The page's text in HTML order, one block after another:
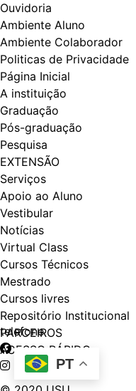
PT
Ouvidoria
Ambiente Aluno
Ambiente Colaborador
Politicas de Privacidade
Página Inicial
A instituição
Graduação
Pós-graduação
Pesquisa
EXTENSÃO
Serviços
Apoio ao Aluno
Vestibular
Notícias
Virtual Class
Cursos Técnicos
Mestrado
Cursos livres
Repositório Institucional
PARCEIROS
ACESSO RÁPIDO
telefone